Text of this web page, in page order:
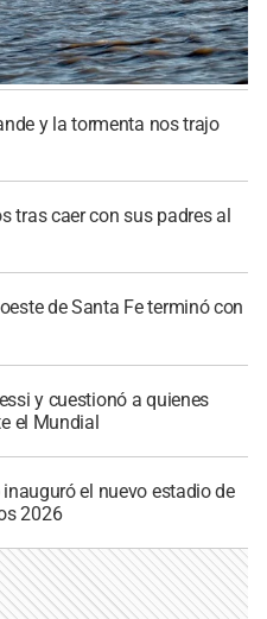
y la tormenta nos trajo
tras caer con sus padres al
de Santa Fe terminó con
y cuestionó a quienes
el Mundial
inauguró el nuevo estadio de
2026